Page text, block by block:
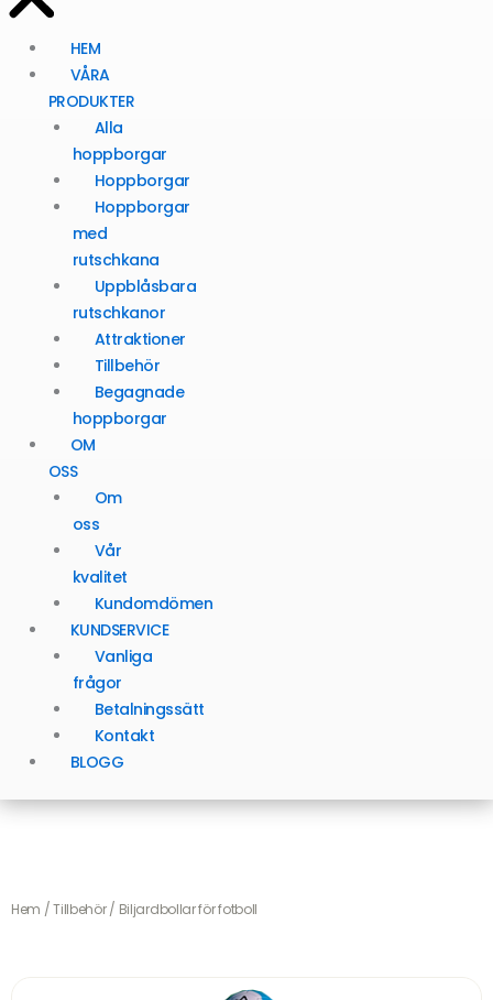
HEM
VÅRA
PRODUKTER
Alla
hoppborgar
Hoppborgar
Hoppborgar
med
rutschkana
Uppblåsbara
rutschkanor
Attraktioner
Tillbehör
Begagnade
hoppborgar
OM
OSS
Om
oss
Vår
kvalitet
Kundomdömen
KUNDSERVICE
Vanliga
frågor
Betalningssätt
Kontakt
BLOGG
Hem /Tillbehör/ Biljardbollar för fotboll